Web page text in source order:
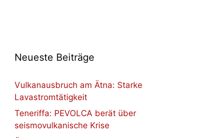
Neueste Beiträge
Vulkanausbruch am Ätna: Starke
Lavastromtätigkeit
Teneriffa: PEVOLCA berät über
seismovulkanische Krise